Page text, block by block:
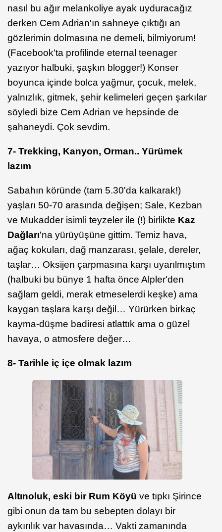
nasıl bu ağır melankoliye ayak uyduracağız
derken Cem Adrian'ın sahneye çıktığı an
gözlerimin dolmasına ne demeli, bilmiyorum!
(Facebook'ta profilinde eternal teenager
yazıyor halbuki, şaşkın blogger!) Konser
boyunca içinde bolca yağmur, çocuk, melek,
yalnızlık, gitmek, şehir kelimeleri geçen şarkılar
söyledi bize Cem Adrian ve hepsinde de
şahaneydi. Çok sevdim.
7- Trekking, Kanyon, Orman.. Yürümek
lazım
Sabahın köründe (tam 5.30'da kalkarak!)
yaşları 50-70 arasında değişen; Sale, Kezban
ve Mukadder isimli teyzeler ile (!) birlikte Kaz
Dağları'na yürüyüşüne gittim. Temiz hava,
ağaç kokuları, dağ manzarası, şelale, dereler,
taşlar… Oksijen çarpmasına karşı uyarılmıştım
(halbuki bu bünye 1 hafta önce Alpler'den
sağlam geldi, merak etmeselerdi keşke) ama
kaygan taşlara karşı değil… Yürürken birkaç
kayma-düşme badiresi atlattık ama o güzel
havaya, o atmosfere değer…
8- Tarihle iç içe olmak lazım
Altınoluk, eski bir Rum Köyü ve tıpkı Şirince
gibi onun da tam bu sebepten dolayı bir
aykırılık var havasında… Vakti zamanında